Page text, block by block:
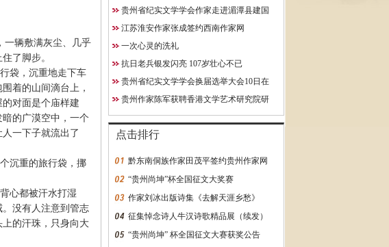
一辆敷满灰尘、几乎
了脚步。
袋，沉重地走下车
着的山间滴台上，
对面是个庙样建
的广漠空中，一个
一下子就流出了
沉重的旅行袋，挪
心都被汗水打湿
没有人注意到管志
的汗珠，只身向大
启动贵州省纪实文学学会作家走进湄潭县建国
学校江苏淮安作家张成签约西南作家网
一次心灵的洗礼
抗日老兵银发闪亮 107岁壮心不已
贵州省纪实文学学会换届选举大会10日在
贵阳成功举行
贵州作家陈军获聘香港文学艺术研究院研
究员
点击排行
黔东南侗族作家田茂平签约贵州作家网
“贵州尚坤”杯全国征文大奖赛
作家刘冰出版诗集《去解天涯乡愁》
征集悼念诗人牛汉诗歌精品展（续发）
“贵州尚坤” 杯全国征文大赛获奖公告